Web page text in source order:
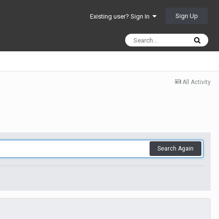
Existing user? Sign In Sign Up
All Activity
Search Again